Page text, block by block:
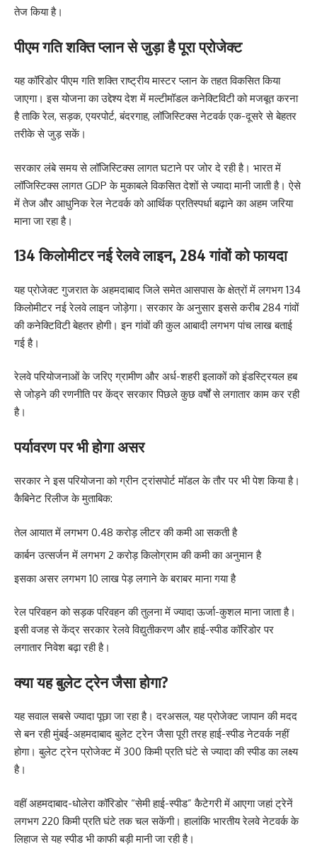
तेज किया है।
पीएम गति शक्ति प्लान से जुड़ा है पूरा प्रोजेक्ट
यह कॉरिडोर पीएम गति शक्ति राष्ट्रीय मास्टर प्लान के तहत विकसित किया
जाएगा। इस योजना का उद्देश्य देश में मल्टीमॉडल कनेक्टिविटी को मजबूत करना
है ताकि रेल, सड़क, एयरपोर्ट, बंदरगाह, लॉजिस्टिक्स नेटवर्क एक-दूसरे से बेहतर
तरीके से जुड़ सकें।
सरकार लंबे समय से लॉजिस्टिक्स लागत घटाने पर जोर दे रही है। भारत में
लॉजिस्टिक्स लागत GDP के मुकाबले विकसित देशों से ज्यादा मानी जाती है। ऐसे
में तेज और आधुनिक रेल नेटवर्क को आर्थिक प्रतिस्पर्धा बढ़ाने का अहम जरिया
माना जा रहा है।
134 किलोमीटर नई रेलवे लाइन, 284 गांवों को फायदा
यह प्रोजेक्ट गुजरात के अहमदाबाद जिले समेत आसपास के क्षेत्रों में लगभग 134
किलोमीटर नई रेलवे लाइन जोड़ेगा। सरकार के अनुसार इससे करीब 284 गांवों
की कनेक्टिविटी बेहतर होगी। इन गांवों की कुल आबादी लगभग पांच लाख बताई
गई है।
रेलवे परियोजनाओं के जरिए ग्रामीण और अर्ध-शहरी इलाकों को इंडस्ट्रियल हब
से जोड़ने की रणनीति पर केंद्र सरकार पिछले कुछ वर्षों से लगातार काम कर रही
है।
पर्यावरण पर भी होगा असर
सरकार ने इस परियोजना को ग्रीन ट्रांसपोर्ट मॉडल के तौर पर भी पेश किया है।
कैबिनेट रिलीज के मुताबिक:
तेल आयात में लगभग 0.48 करोड़ लीटर की कमी आ सकती है
कार्बन उत्सर्जन में लगभग 2 करोड़ किलोग्राम की कमी का अनुमान है
इसका असर लगभग 10 लाख पेड़ लगाने के बराबर माना गया है
रेल परिवहन को सड़क परिवहन की तुलना में ज्यादा ऊर्जा-कुशल माना जाता है।
इसी वजह से केंद्र सरकार रेलवे विद्युतीकरण और हाई-स्पीड कॉरिडोर पर
लगातार निवेश बढ़ा रही है।
क्या यह बुलेट ट्रेन जैसा होगा?
यह सवाल सबसे ज्यादा पूछा जा रहा है। दरअसल, यह प्रोजेक्ट जापान की मदद
से बन रही मुंबई-अहमदाबाद बुलेट ट्रेन जैसा पूरी तरह हाई-स्पीड नेटवर्क नहीं
होगा। बुलेट ट्रेन प्रोजेक्ट में 300 किमी प्रति घंटे से ज्यादा की स्पीड का लक्ष्य
है।
वहीं अहमदाबाद-धोलेरा कॉरिडोर “सेमी हाई-स्पीड” कैटेगरी में आएगा जहां ट्रेनें
लगभग 220 किमी प्रति घंटे तक चल सकेंगी। हालांकि भारतीय रेलवे नेटवर्क के
लिहाज से यह स्पीड भी काफी बड़ी मानी जा रही है।